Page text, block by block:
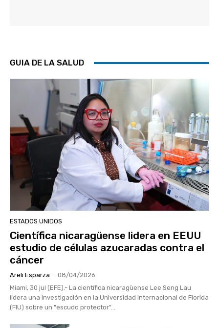
GUIA DE LA SALUD
ESTADOS UNIDOS
Científica nicaragüense lidera en EEUU
estudio de células azucaradas contra el
cáncer
Areli Esparza - 08/04/2026
Miami, 30 jul (EFE).- La científica nicaragüense Lee Seng Lau
lidera una investigación en la Universidad Internacional de Florida
(FIU) sobre un "escudo protector"...